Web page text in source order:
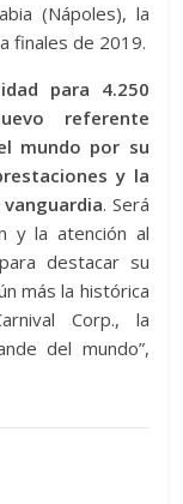
(Nápoles), la
finales de 2019.
para 4.250
referente
mundo por su
y la
. Será
y la atención al
destacar su
más la histórica
Corp., la
del mundo”,